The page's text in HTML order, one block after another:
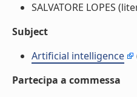
SALVATORE LOPES
Subject
Artificial intelligence
Partecipa a commessa